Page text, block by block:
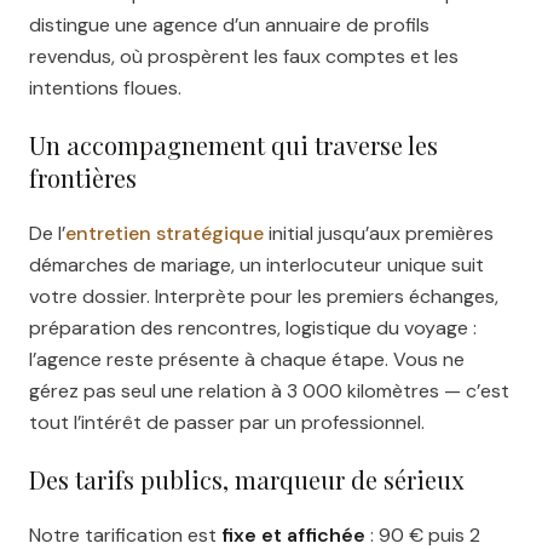
distingue une agence d’un annuaire de profils
revendus, où prospèrent les faux comptes et les
intentions floues.
Un accompagnement qui traverse les
frontières
De l’entretien stratégiqueinitial jusqu’aux premières
démarches de mariage, un interlocuteur unique suit
votre dossier. Interprète pour les premiers échanges,
préparation des rencontres, logistique du voyage :
l’agence reste présente à chaque étape. Vous ne
gérez pas seul une relation à 3 000 kilomètres — c’est
tout l’intérêt de passer par un professionnel.
Des tarifs publics, marqueur de sérieux
Notre tarification est fixe et affichée : 90 € puis 2